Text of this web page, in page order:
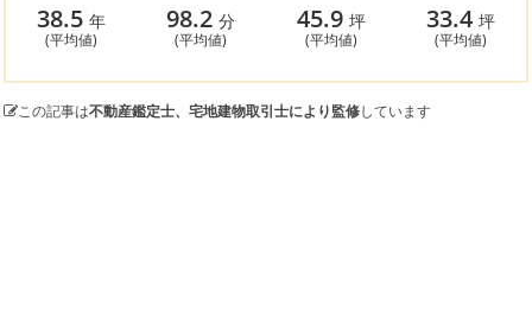
38.5 年
(平均値)
98.2分
(平均値)
45.9 坪
(平均値)
33.4坪
(平均値)
この記事は不動産鑑定士、宅地建物取引士により監修しています